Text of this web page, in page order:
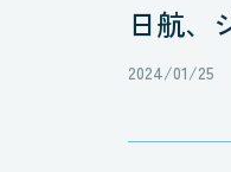
日航、
2024/01/25